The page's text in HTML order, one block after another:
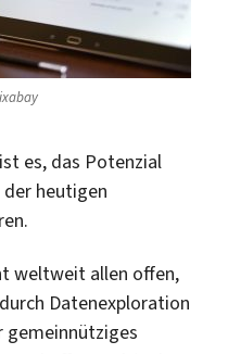
es, das Potenzial
heutigen
weltweit allen offen,
Datenexploration